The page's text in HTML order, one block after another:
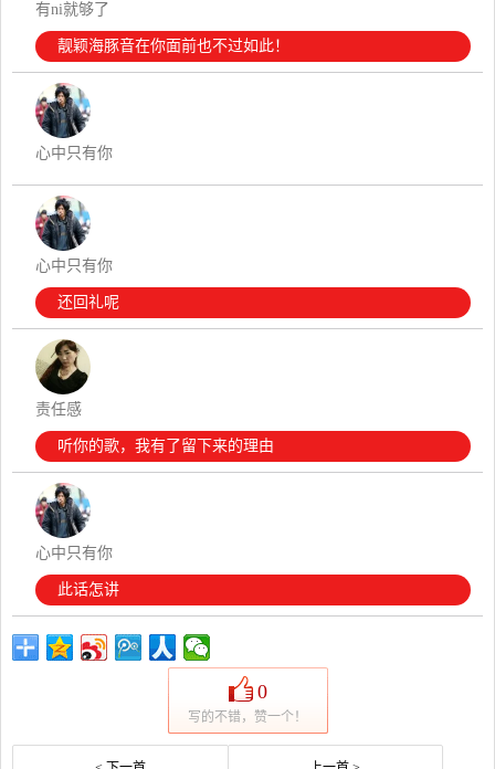
有ni就够了
靓颖海豚音在你面前也不过如此！
心中只有你
心中只有你
还回礼呢
责任感
听你的歌，我有了留下来的理由
心中只有你
此话怎讲
0
写的不错，赞一个！